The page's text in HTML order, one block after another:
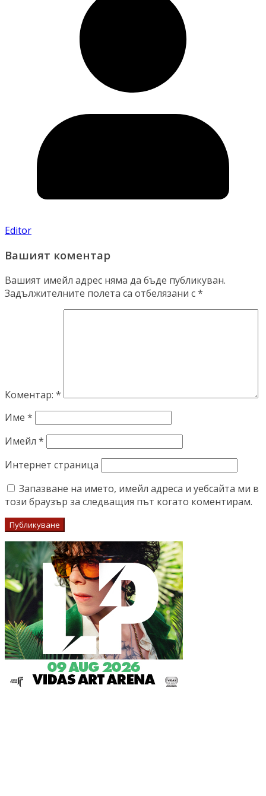
Editor
Вашият коментар
Вашият имейл адрес няма да бъде публикуван.
Задължителните полета са отбелязани с*
Коментар: *
Име *
Имейл *
Интернет страница
Запазване на името, имейл адреса и уебсайта ми в
този браузър за следващия път когато коментирам.